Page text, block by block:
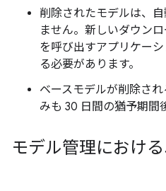
削除されたモデルは、
ません。 新しいダウンロ
を呼び出すアプリケー
る必要があります。
ベースモデルが削除さ
みも 30 日間の猶予期間
モデル管理におけ